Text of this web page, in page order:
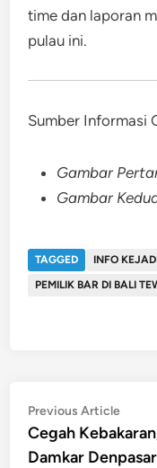
time dan laporan
pulau ini.
Sumber Informasi
Gambar
Gambar
TAGGED INFO
PEMILIK BAR DI BALI
Post
navigation
Previous Article
article:
Cegah
Damkar Denpasar